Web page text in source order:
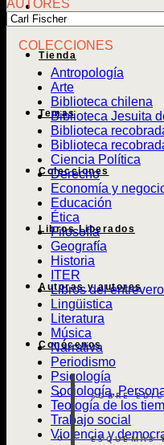
Tienda
Temas
Colecciones
Libros Liberados
Autoras y autores
Conócenos
SOBRE
ESQUEMAS
AUTORES
COLECCIONES
Antropología
Arte
Biblioteca chilena
Biblioteca Jesuita
Biblioteca
Biblioteca
Ciencia Política
Derecho
Economía y
Educación
Ética
Filosofía
Geografía
Historia
ITER
Libros del entrevero
Lingüistica
Literatura
Música
Narrativa
Periodismo
Psicología
Sociología,
Teología de los
Trabajo social
Violencia y